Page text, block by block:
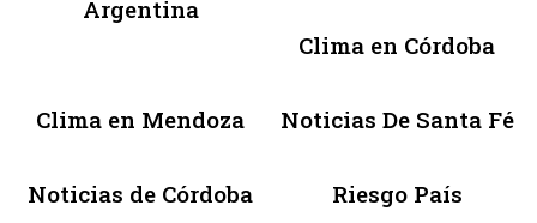
Argentina
Clima en Córdoba
Clima en Mendoza Noticias De Santa Fé
Noticias de Córdoba Riesgo País